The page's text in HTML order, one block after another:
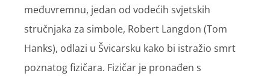
međuvremnu, jedan od vodećih svjetskih
stručnjaka za simbole, Robert Langdon (Tom
Hanks), odlazi u Švicarsku kako bi istražio smrt
poznatog fizičara. Fizičar je pronađen s